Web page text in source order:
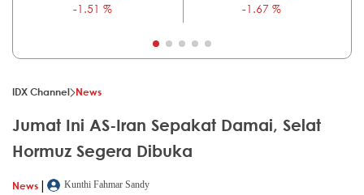
-1.51 %
-1.67 %
IDX Channel News
Jumat Ini AS-Iran Sepakat Damai, Selat
Hormuz Segera Dibuka
News |
Kunthi Fahmar Sandy